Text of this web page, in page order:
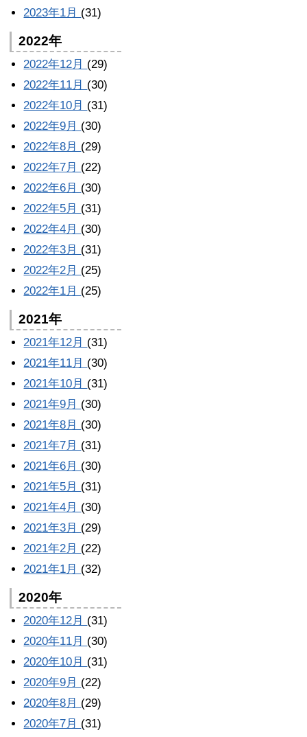
2023年1月 (31)
2022年
2022年12月 (29)
2022年11月 (30)
2022年10月 (31)
2022年9月 (30)
2022年8月 (29)
2022年7月 (22)
2022年6月 (30)
2022年5月 (31)
2022年4月 (30)
2022年3月 (31)
2022年2月 (25)
2022年1月 (25)
2021年
2021年12月 (31)
2021年11月 (30)
2021年10月 (31)
2021年9月 (30)
2021年8月 (30)
2021年7月 (31)
2021年6月 (30)
2021年5月 (31)
2021年4月 (30)
2021年3月 (29)
2021年2月 (22)
2021年1月 (32)
2020年
2020年12月 (31)
2020年11月 (30)
2020年10月 (31)
2020年9月 (22)
2020年8月 (29)
2020年7月 (31)